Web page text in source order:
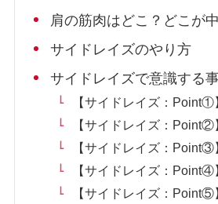
肩の筋肉はどこ？どこが
サイドレイズのやり方
サイドレイズで意識する
【サイドレイズ：Point①
【サイドレイズ：Point②
【サイドレイズ：Point③
【サイドレイズ：Point④
【サイドレイズ：Point⑤